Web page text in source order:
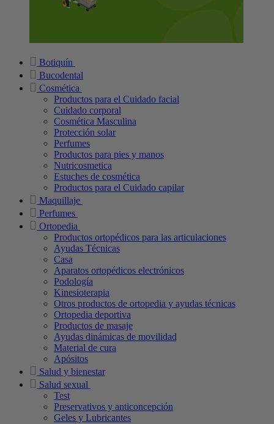
Botiquín
Bucodental
Cosmética
Productos para el Cuidado facial
Cuidado corporal
Cosmética Masculina
Protección solar
Perfumes
Productos para pies y manos
Nutricosmetica
Estuches de cosmética
Productos para el Cuidado capilar
Maquillaje
Perfumes
Ortopedia
Productos ortopédicos para las articulaciones
Ayudas Técnicas
Casa
Aparatos ortopédicos electrónicos
Podología
Kinesioterapia
Otros productos de ortopedia y ayudas técnicas
Ortopedia deportiva
Productos de masaje
Ayudas dinámicas de movilidad
Material de cura
Apósitos
Salud y bienestar
Salud sexual
Test
Preservativos y anticoncepción
Geles y Lubricantes